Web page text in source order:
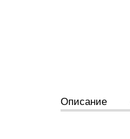
Описание